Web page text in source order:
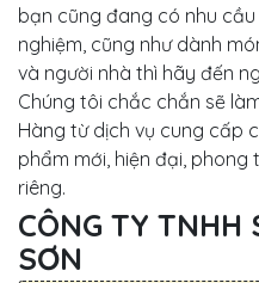
bạn cũng đang có nhu
nghiệm, cũng như dành
và người nhà thì hãy đến
Chúng tôi chắc chắn sẽ
Hàng từ dịch vụ cung cấp
phẩm mới, hiện đại,
riêng.
CÔNG TY TNHH
SƠN